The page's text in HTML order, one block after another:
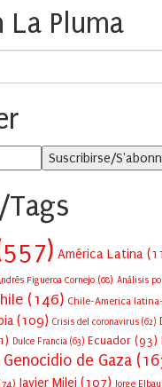
La Pluma
Tags
América Latina
Figueroa Cornejo (68) Análisis
(146) Chile-America
(109) Crisis del coronavirus (62)
Dulce Francia (63) Ecuador (93)
Genocidio de Gaza
Javier Milei (107) Jorge